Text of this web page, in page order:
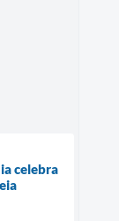
celebra